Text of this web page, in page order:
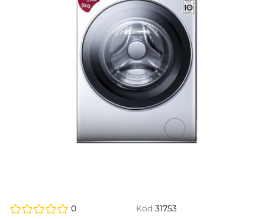
0 Kod 31753